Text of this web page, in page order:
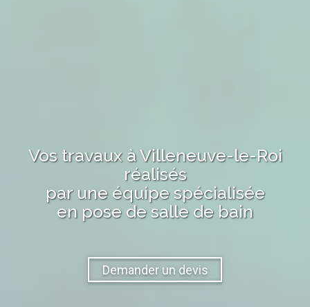
Vos travaux à Villeneuve-le-Roi
réalisés
par une équipe spécialisée
en pose de salle de bain
Demander un devis